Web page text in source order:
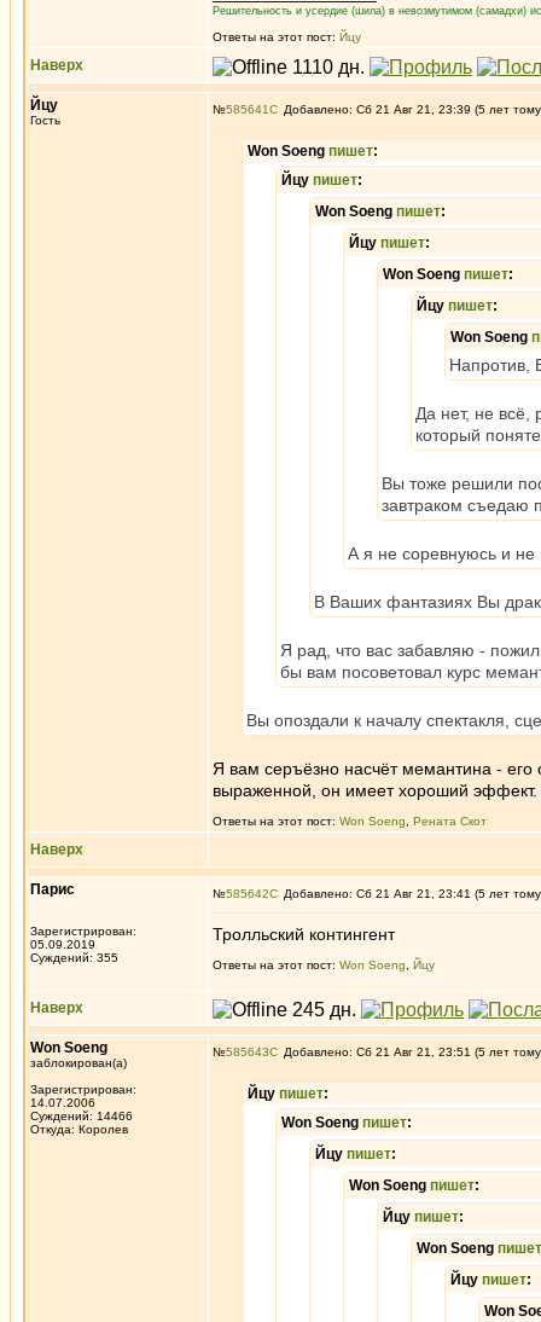
Решительность и усердие (шила) в невозмутимом (самадхи)
Ответы на этот пост: Йцу
Наверх
Йцу
Гость
№585641 Добавлено: Сб 21 Авг 21, 23:39 (5 лет
Won Soeng пишет:
Йцу пишет:
Won Soeng пишет:
Йцу пишет:
Won Soeng пишет:
Йцу пишет:
Won Soeng
Напротив,
Да нет, не всё,
который
Вы тоже решили
завтраком съедаю
А я не соревнуюсь и
В Ваших фантазиях Вы
Я рад, что вас забавляю -
бы вам посоветовал курс
Вы опоздали к началу спектакля,
Я вам серъёзно насчёт мемантина -
выраженной, он имеет хороший эффект.
Ответы на этот пост: Won Soeng Рената Скот
Наверх
Парис
Зарегистрирован:
05.09.2019
Суждений: 355
№585642 Добавлено: Сб 21 Авг 21, 23:41 (5 лет
Тролльский контингент
Ответы на этот пост: Won Soeng Йцу
Наверх
Won Soeng
заблокирован(а)
Зарегистрирован:
14.07.2006
Суждений: 14466
Откуда: Королев
№585643 Добавлено: Сб 21 Авг 21, 23:51 (5 лет
Йцу пишет:
Won Soeng пишет:
Йцу пишет:
Won Soeng пишет:
Йцу пишет:
Won Soeng пишет
Йцу пишет:
Won